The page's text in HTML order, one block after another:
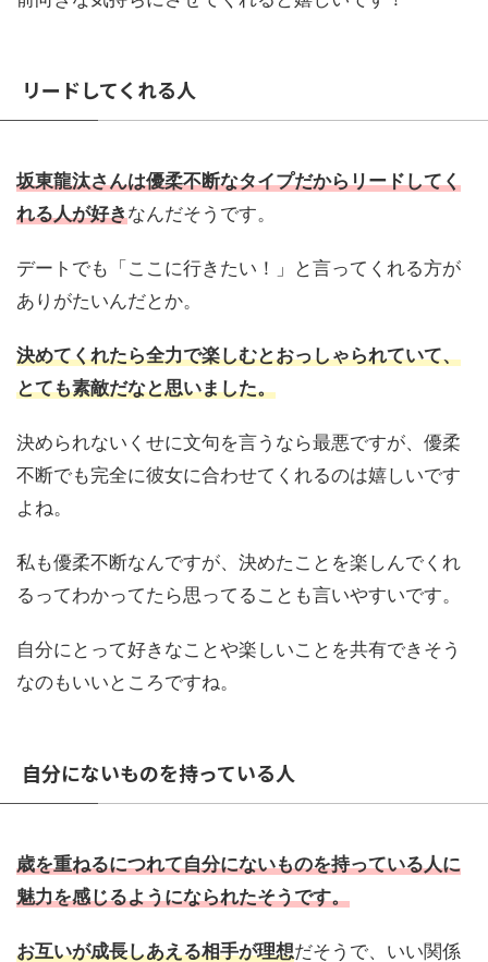
リードしてくれる人
坂東龍汰さんは優柔不断なタイプだからリードしてく
れる人が好きなんだそうです。
デートでも「ここに行きたい！」と言ってくれる方が
ありがたいんだとか。
決めてくれたら全力で楽しむとおっしゃられていて、
とても素敵だなと思いました。
決められないくせに文句を言うなら最悪ですが、優柔
不断でも完全に彼女に合わせてくれるのは嬉しいです
よね。
私も優柔不断なんですが、決めたことを楽しんでくれ
るってわかってたら思ってることも言いやすいです。
自分にとって好きなことや楽しいことを共有できそう
なのもいいところですね。
自分にないものを持っている人
歳を重ねるにつれて自分にないものを持っている人に
魅力を感じるようになられたそうです。
お互いが成長しあえる相手が理想だそうで、いい関係